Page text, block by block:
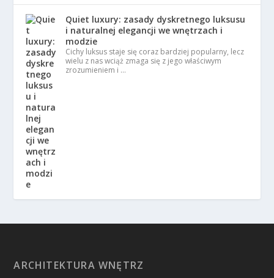
Quiet luxury: zasady dyskretnego luksusu
i naturalnej elegancji we wnętrzach i
modzie
Cichy luksus staje się coraz bardziej popularny, lecz
wielu z nas wciąż zmaga się z jego właściwym
zrozumieniem i …
ARCHITEKTURA WNĘTRZ